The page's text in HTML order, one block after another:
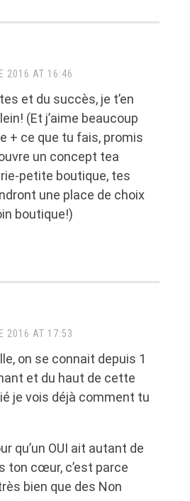
2016 AT 16:46
et du succès, je t’en
(Et j’aime beaucoup
+ ce que tu fais, promis
un concept tea
petite boutique, tes
une place de choix
boutique!)
2016 AT 17:53
on se connait depuis 1
et du haut de cette
je vois déjà comment tu
qu’un OUI ait autant de
ton cœur, c’est parce
bien que des Non